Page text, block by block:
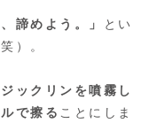
、諦めよう。」
とい
）。
ックリンを噴霧し
で擦る ことにしま